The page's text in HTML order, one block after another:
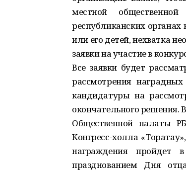
местной
республиканских
или его детей, нехватка
заявки на участие в
Все заявки будет
рассмотрения
кандидатуры на
окончательного решения.
Общественной палаты
Конгресс-холла
награждения пройдет
празднованием Дня